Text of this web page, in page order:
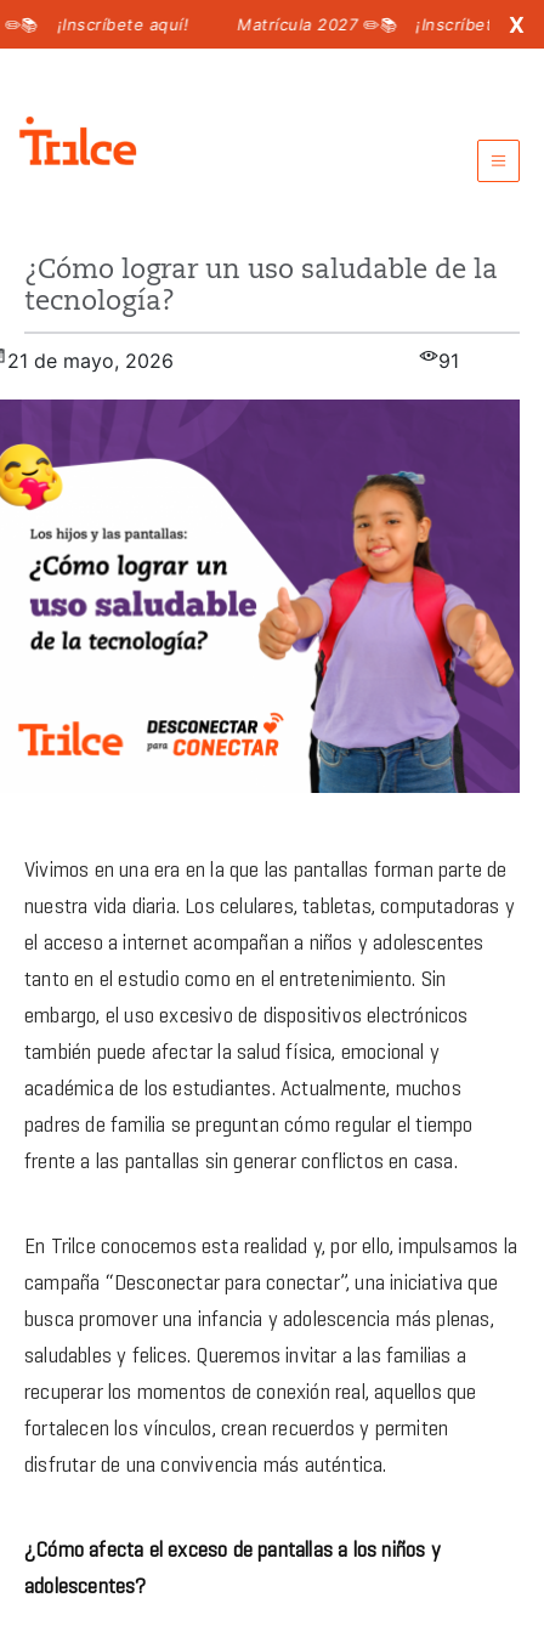
¡Inscríbete aquí! Matrícula 2027 ✏️📚 ¡Inscríbete aquí! X
Intranet para padres
Intranet para alumnos
¿Cómo lograr un uso saludable de la
tecnología?
21 de mayo, 2026 91
Vivimos en una era en la que las pantallas forman parte de
nuestra vida diaria. Los celulares, tabletas, computadoras y
el acceso a internet acompañan a niños y adolescentes
tanto en el estudio como en el entretenimiento. Sin
embargo, el uso excesivo de dispositivos electrónicos
también puede afectar la salud física, emocional y
académica de los estudiantes. Actualmente, muchos
padres de familia se preguntan cómo regular el tiempo
frente a las pantallas sin generar conflictos en casa.
En Trilce conocemos esta realidad y, por ello, impulsamos la
campaña “Desconectar para conectar”, una iniciativa que
busca promover una infancia y adolescencia más plenas,
saludables y felices. Queremos invitar a las familias a
recuperar los momentos de conexión real, aquellos que
fortalecen los vínculos, crean recuerdos y permiten
disfrutar de una convivencia más auténtica.
¿Cómo afecta el exceso de pantallas a los niños y
adolescentes?